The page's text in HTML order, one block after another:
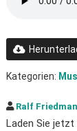
Kategorien:
Ralf Friedman
Laden Sie